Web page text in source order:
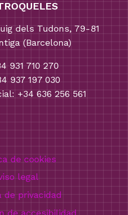
dels Tudons, 79-81
(Barcelona)
931 710 270
937 197 030
+34 636 256 561
de cookies
legal
de privacidad
de accesibilidad